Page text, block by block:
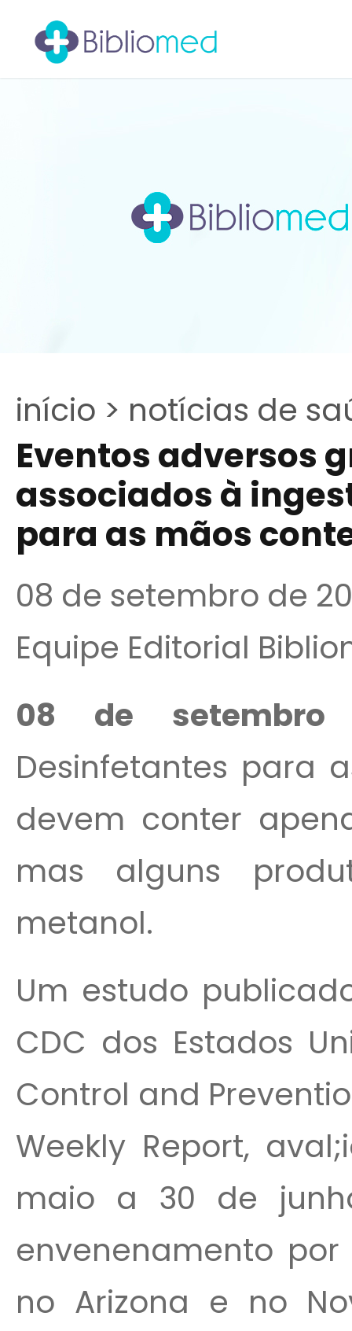
início > notícias de
Eventos adversos
associados à
para as mãos
08 de setembro de
Equipe Editorial
08 de
Desinfetantes para
devem conter
mas alguns
metanol.
Um estudo
CDC dos Estados
Control and
Weekly Report,
maio a 30 de
envenenamento
no Arizona e no